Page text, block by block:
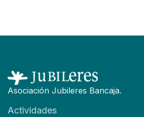
Asociación Jubileres Bancaja.
Actividades